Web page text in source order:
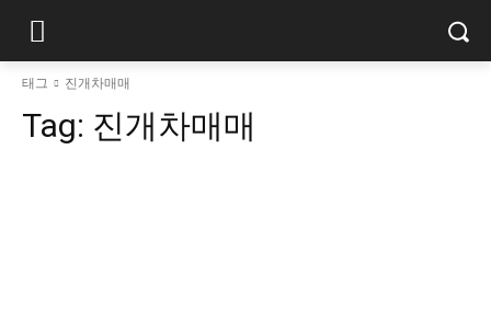
태그 진개차매매
Tag: 진개차매매